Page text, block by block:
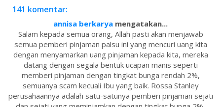
141 komentar:
annisa berkarya mengatakan...
Salam kepada semua orang, Allah pasti akan menjawab
semua pemberi pinjaman palsu ini yang mencuri uang kita
dengan menyamarkan uang pinjaman kepada kita, mereka
datang dengan segala bentuk ucapan manis seperti
memberi pinjaman dengan tingkat bunga rendah 2%,
semuanya scam kecuali Ibu yang baik. Rossa Stanley
perusahaannya adalah satu-satunya pemberi pinjaman sejati